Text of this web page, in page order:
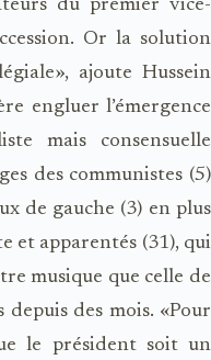
du premier vice-
Or la solution
ajoute Hussein
engluer l’émergence
mais consensuelle
des communistes (5)
de gauche (3) en plus
et apparentés (31), qui
musique que celle de
des mois. «Pour
le président soit un